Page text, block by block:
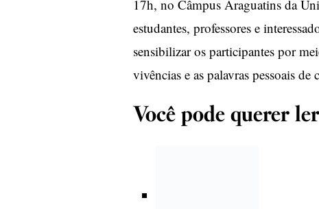
17h, no Câmpus Araguatins da
estudantes, professores e
sensibilizar os participantes por
vivências e as palavras pessoais de
Você pode querer